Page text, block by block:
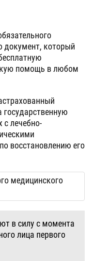
документ, который
помощь в любом
с лечебно-
восстановлению его
в силу с момента
лица первого